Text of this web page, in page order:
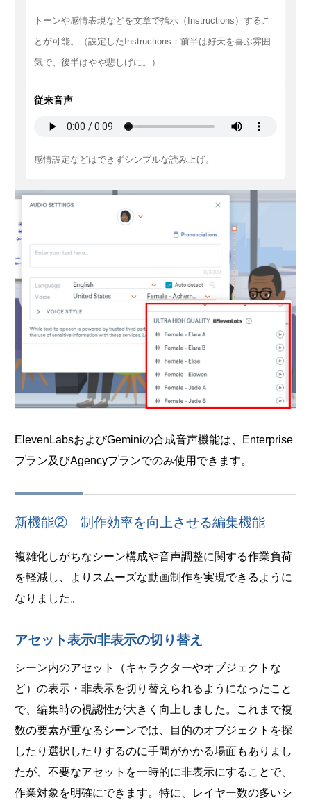
トーンや感情表現などを文章で指示（Instructions）するこ
とが可能。（設定したInstructions：前半は好天を喜ぶ雰囲
気で、後半はやや悲しげに。）
従来音声
感情設定などはできずシンプルな読み上げ。
ElevenLabsおよびGeminiの合成音声機能は、Enterprise
プラン及びAgencyプランでのみ使用できます。
新機能② 制作効率を向上させる編集機能
複雑化しがちなシーン構成や音声調整に関する作業負荷
を軽減し、よりスムーズな動画制作を実現できるように
なりました。
アセット表示/非表示の切り替え
シーン内のアセット（キャラクターやオブジェクトな
ど）の表示・非表示を切り替えられるようになったこと
で、編集時の視認性が大きく向上しました。これまで複
数の要素が重なるシーンでは、目的のオブジェクトを探
したり選択したりするのに手間がかかる場面もありまし
たが、不要なアセットを一時的に非表示にすることで、
作業対象を明確にできます。特に、レイヤー数の多いシ